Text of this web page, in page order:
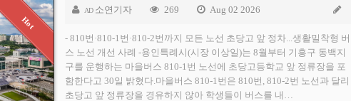
AD 소연기자 269 Aug 02 2026
- 810번·810-1번·810-2번까지 모든 노선 초당고 앞 정차...생활밀착형 버
스 노선 개선 사례 -용인특례시(시장 이상일)는 8월부터 기흥구 동백지
구를 운행하는 마을버스 810-1번 노선에 초당고등학교 앞 정류장을 포
함한다고 30일 밝혔다.마을버스 810-1번은 810번, 810-2번 노선과 달리
초당고 앞 정류장을 경유하지 않아 학생들이 버스를 내…